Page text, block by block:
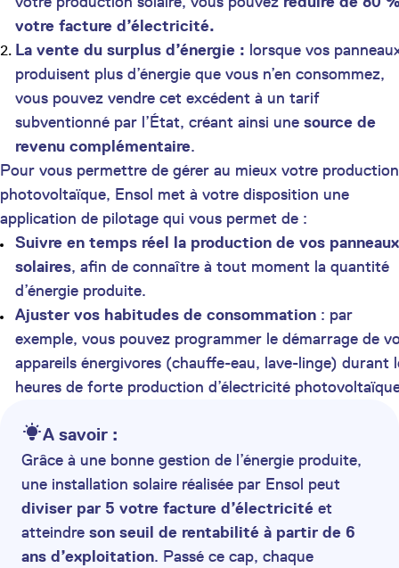
votre facture d’électricité.
La vente du surplus d’énergie : lorsque vos
produisent plus d’énergie que vous n’en consommez,
vous pouvez vendre cet excédent à un tarif
subventionné par l’État, créant ainsi une source de
revenu complémentaire.
Pour vous permettre de gérer au mieux votre production
photovoltaïque, Ensol met à votre disposition une
application de pilotage qui vous permet de :
Suivre en temps réel la production de vos panneaux
solaires, afin de connaître à tout moment la quantité
d’énergie produite.
Ajuster vos habitudes de consommation : par
exemple, vous pouvez programmer le démarrage de
appareils énergivores (chauffe-eau, lave-linge) durant
heures de forte production d’électricité
A savoir :
Grâce à une bonne gestion de l’énergie produite,
une installation solaire réalisée par Ensol peut
diviser par 5 votre facture d’électricité et
atteindre son seuil de rentabilité à partir de 6
ans d’exploitation. Passé ce cap, chaque